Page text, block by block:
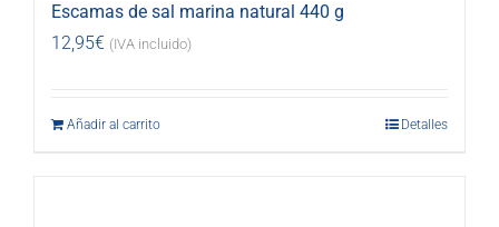
Escamas de sal marina natural 440 g
12,95€ (IVA incluido)
Añadir al carrito Detalles